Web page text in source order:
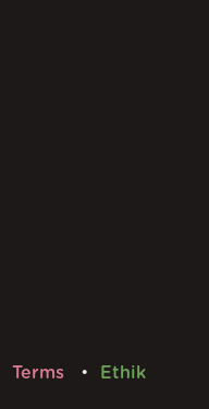
Terms Ethik